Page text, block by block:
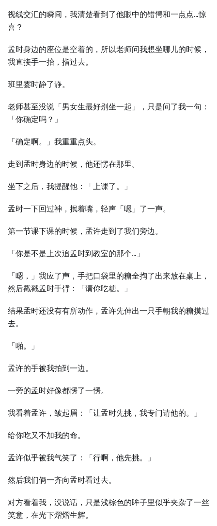
视线交汇的瞬间，我清楚看到了他眼中的错愕和一点点…惊
喜？
孟时身边的座位是空着的，所以老师问我想坐哪儿的时候，
我直接手一抬，指过去。
班里霎时静了静。
老师甚至没说「男女生最好别坐一起」，只是问了我一句：
「你确定吗？」
「确定啊。」我重重点头。
走到孟时身边的时候，他还愣在那里。
坐下之后，我提醒他：「上课了。」
孟时一下回过神，抿着嘴，轻声「嗯」了一声。
第一节课下课的时候，孟许走到了我们旁边。
「你是不是上次追孟时到教室的那个…」
「嗯，」我应了声，手把口袋里的糖全掏了出来放在桌上，
然后戳戳孟时手臂：「请你吃糖。」
结果孟时还没有有所动作，孟许先伸出一只手朝我的糖摸过
去。
「啪。」
孟许的手被我拍到一边。
一旁的孟时好像都愣了一愣。
我看着孟许，皱起眉：「让孟时先挑，我专门请他的。」
给你吃又不加我的命。
孟许似乎被我气笑了：「行啊，他先挑。」
然后我们俩一齐向孟时看过去。
对方看着我，没说话，只是浅棕色的眸子里似乎夹杂了一丝
笑意，在光下熠熠生辉。